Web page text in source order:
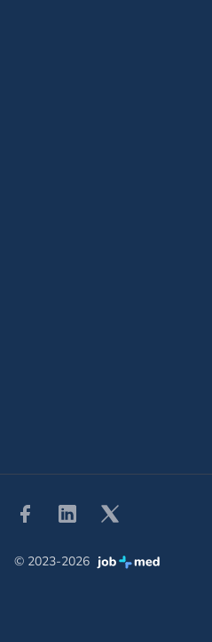
FacebookLinkedinTwitter
© 2023-2026